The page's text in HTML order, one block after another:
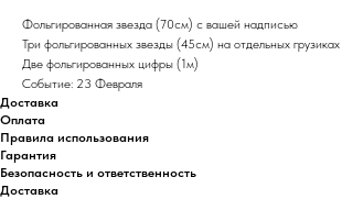
Фольгированная звезда (70см) с вашей надписью
Три фольгированных звезды (45см) на отдельных грузиках
Две фольгированных цифры (1м)
Событие: 23 Февраля
Доставка
Оплата
Правила использования
Гарантия
Безопасность и ответственность
Доставка